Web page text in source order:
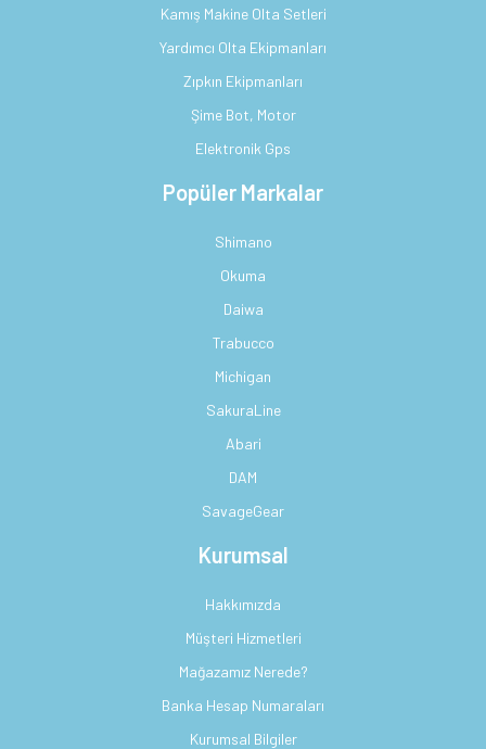
Kamış Makine Olta Setleri
Yardımcı Olta Ekipmanları
Zıpkın Ekipmanları
Şime Bot, Motor
Elektronik Gps
Popüler Markalar
Shimano
Okuma
Daiwa
Trabucco
Michigan
SakuraLine
Abari
DAM
SavageGear
Kurumsal
Hakkımızda
Müşteri Hizmetleri
Mağazamız Nerede?
Banka Hesap Numaraları
Kurumsal Bilgiler